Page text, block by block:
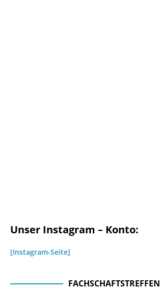
Unser Instagram – Konto:
[Instagram-Seite]
FACHSCHAFTSTREFFEN